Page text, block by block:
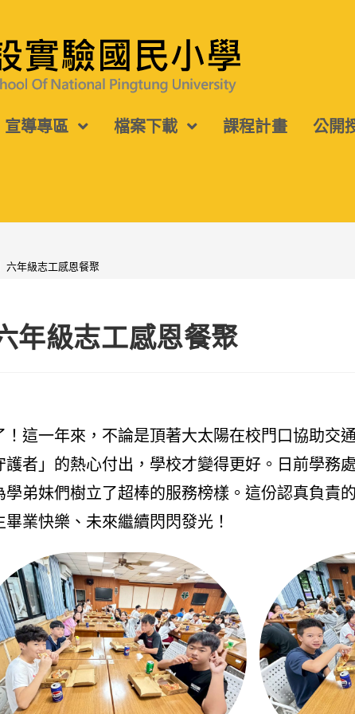
宣導專區 檔案下載 課程計畫 公開
六年級志工感恩餐聚
年級志工感恩餐聚
這一年來，不論是頂著大太陽在校門口協助交
者」的熱心付出，學校才變得更好。日前學務
弟妹們樹立了超棒的服務榜樣。這份認真負責
業快樂、未來繼續閃閃發光！